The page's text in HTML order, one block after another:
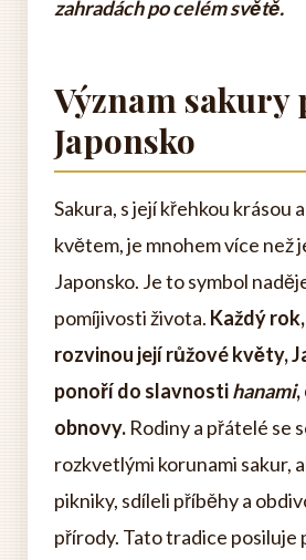
zahradách po celém světě.
Význam sakury
Japonsko
Sakura, s její křehkou krásou
květem, je mnohem více než
Japonsko. Je to symbol
pomíjivosti života. Každý
rozvinou její růžové květy,
ponoří do slavnostihanami,
obnovy. Rodiny a přátelé se
rozkvetlými korunami sakur,
pikniky, sdíleli příběhy a
přírody. Tato tradice posiluje